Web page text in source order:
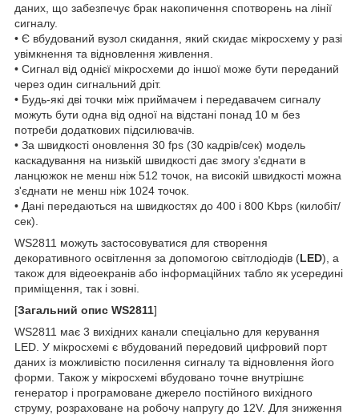
даних, що забезпечує брак накопичення спотворень на лінії
сигналу.
• Є вбудований вузол скидання, який скидає мікросхему у разі
увімкнення та відновлення живлення.
• Сигнал від однієї мікросхеми до іншої може бути переданий
через один сигнальний дріт.
• Будь-які дві точки між приймачем і передавачем сигналу
можуть бути одна від одної на відстані понад 10 м без
потреби додаткових підсилювачів.
• За швидкості оновлення 30 fps (30 кадрів/сек) модель
каскадування на низькій швидкості дає змогу з'єднати в
ланцюжок не менш ніж 512 точок, на високій швидкості можна
з'єднати не менш ніж 1024 точок.
• Дані передаються на швидкостях до 400 і 800 Kbps (килобіт/
сек).
WS2811 можуть застосовуватися для створення
декоративного освітлення за допомогою світлодіодів (LED), а
також для відеоекранів або інформаційних табло як усередині
приміщення, так і зовні.
[Загальний опис WS2811]
WS2811 має 3 вихідних канали спеціально для керування
LED. У мікросхемі є вбудований передовий цифровий порт
даних із можливістю посилення сигналу та відновлення його
форми. Також у мікросхемі вбудовано точне внутрішнє
генератор і програмоване джерело постійного вихідного
струму, розраховане на робочу напругу до 12V. Для зниження